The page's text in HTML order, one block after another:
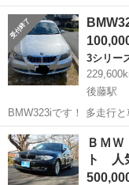
ります。 115000km 車検
本は新品です！ 交換希望。 車検付き、走れるもので有ればなんでも提
案してく...
鳥取 鳥取市
3シリー
後藤駅
BMW323iです！ 多走行
がします。 ミラーETC、
検が令和2年6月5日まで
理は必要だと思います...
鳥取 米子市
ＢＭ
ト 人